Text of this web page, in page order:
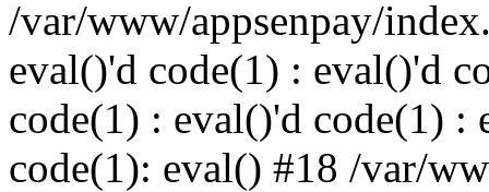
/var/www/appsenpay/
eval()'d code(1) : eval()'d
code(1) : eval()'d code(1) :
code(1): eval() #18 /var/